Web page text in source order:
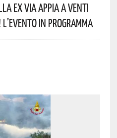
Ex Via Appia A Venti
In Programma